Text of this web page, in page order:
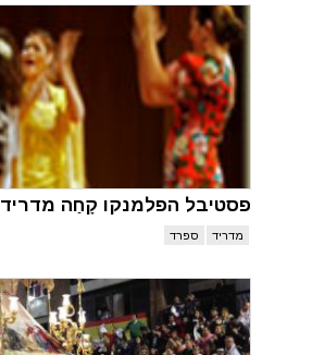
פסטיבל הפלמנקו קָחַה מדריד
מדריד ספרד